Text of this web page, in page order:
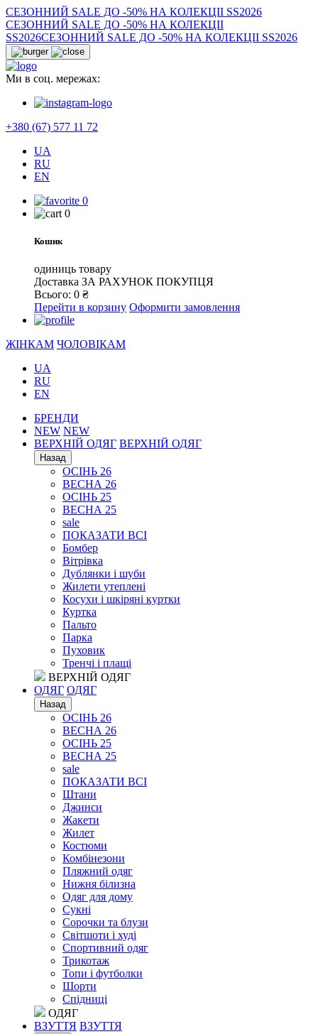
СЕЗОННИЙ SALE ДО -50% НА КОЛЕКЦІІ SS2026
СЕЗОННИЙ SALE ДО -50% НА КОЛЕКЦІІ
SS2026СЕЗОННИЙ SALE ДО -50% НА КОЛЕКЦІІ SS2026
Ми в соц. мережах:
+380 (67) 577 11 72
UA
RU
EN
0
0
Кошик
одиниць товару
Доставка ЗА РАХУНОК ПОКУПЦЯ
Всього: 0 ₴
Перейти в корзину Оформити замовлення
ЖІНКАМ ЧОЛОВІКАМ
UA
RU
EN
БРЕНДИ
NEW NEW
ВЕРХНІЙ ОДЯГ ВЕРХНІЙ ОДЯГ
Назад
ОСІНЬ 26
ВЕСНА 26
ОСІНЬ 25
ВЕСНА 25
sale
ПОКАЗАТИ ВСІ
Бомбер
Вітрівка
Дублянки і шуби
Жилети утеплені
Косухи і шкіряні куртки
Куртка
Пальто
Парка
Пуховик
Тренчі і плащі
ВЕРХНІЙ ОДЯГ
ОДЯГ ОДЯГ
Назад
ОСІНЬ 26
ВЕСНА 26
ОСІНЬ 25
ВЕСНА 25
sale
ПОКАЗАТИ ВСІ
Штани
Джинси
Жакети
Жилет
Костюми
Комбінезони
Пляжний одяг
Нижня білизна
Одяг для дому
Сукні
Сорочки та блузи
Світшоти і худі
Спортивний одяг
Трикотаж
Топи і футболки
Шорти
Спідниці
ОДЯГ
ВЗУТТЯ ВЗУТТЯ